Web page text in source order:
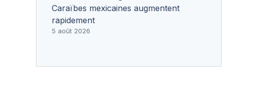
Caraïbes mexicaines augmentent
rapidement
5 août 2026